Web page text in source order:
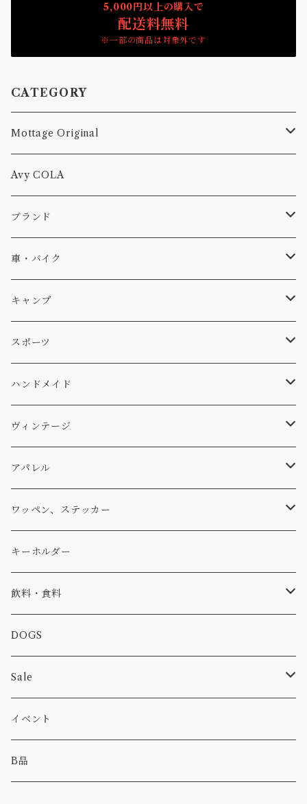
5,000円以上の購入で
配送料無料
※一部の商品は対象外です
CATEGORY
Mottage Original
Tシャツ
キャップ、ニット
ソックス
雑貨
ステッカー
バッグ
パンツ
パーカー・トレーナー
アウター
コラボ
食品
Avy COLA
ブランド
Db
サーフ
スキー
A-Frame
DOGS
WEAR
Four My Self
Ten
アメリカ軍払い下げ
...mura
車・バイク
車外
マット、シート
エアフレッシュナー
小物
ヘルメット
キャンプ
ファニチャー
キッチン
スリーピング
小物
コーヒー
焚き火
スポーツ
サーフ
スキー
ハンドメイド
ステッカー
ワッペン
小物
ヴィンテージ
ワッペン
ステッカー
小物
バイク
カー
アパレル
Tシャツ
キャップ、ニット
バッグ
小物
パンツ
パーカー・トレーナー
ワッペン、ステッカー
ワッペン
ステッカー
ピン
キーホルダー
飲料・食料
コーヒー
食べ物
DOGS
Sale
カー
キャンプ
イベント
B品